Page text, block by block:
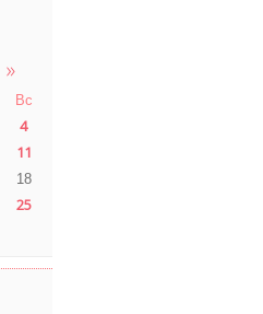
»
Вс
4
11
18
25